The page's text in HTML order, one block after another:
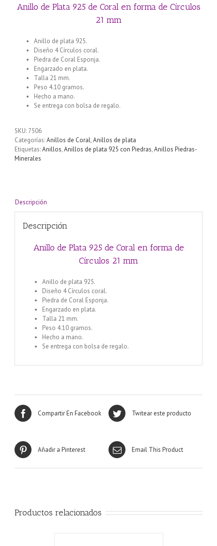
€16.20.
€14.60.
Anillo de Plata 925 de Coral en forma de Círculos
21 mm
Anillo de plata 925.
Diseño 4 Círculos coral.
Piedra de Coral Esponja.
Engarzado en plata.
Talla 21 mm.
Peso 4.10 gramos.
Hecho a mano.
Se entrega con bolsa de regalo.
SKU: 7506
Categorías:Anillos de Coral,Anillos de plata
Etiquetas:Anillos,Anillos de plata 925 con Piedras,Anillos Piedras-
Minerales
Descripción
Descripción
Anillo de Plata 925 de Coral en forma de
Círculos 21 mm
Anillo de plata 925.
Diseño 4 Círculos coral.
Piedra de Coral Esponja.
Engarzado en plata.
Talla 21 mm.
Peso 4.10 gramos.
Hecho a mano.
Se entrega con bolsa de regalo.
Compartir En Facebook Twitear este producto
Añadir a Pinterest Email This Product
Productos relacionados